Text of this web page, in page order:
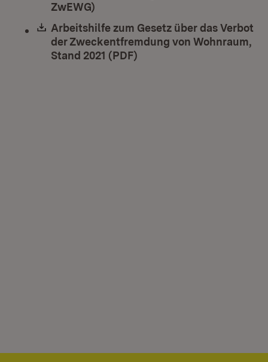
ZwEWG)
Download:
Arbeitshilfe zum Gesetz über das Verbot
der Zweckentfremdung von Wohnraum,
Stand 2021 (PDF)